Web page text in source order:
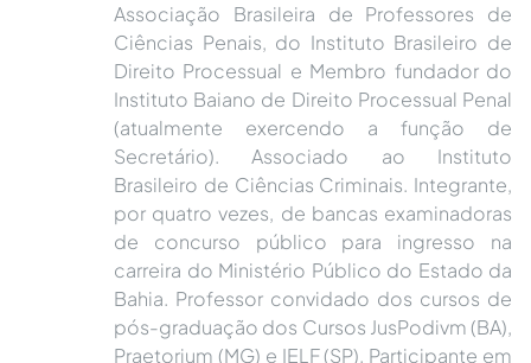
Associação Brasileira de Professores de
Ciências Penais, do Instituto Brasileiro de
Direito Processual e Membro fundador do
Instituto Baiano de Direito Processual Penal
(atualmente exercendo a função de
Secretário). Associado ao Instituto
Brasileiro de Ciências Criminais. Integrante,
por quatro vezes, de bancas examinadoras
de concurso público para ingresso na
carreira do Ministério Público do Estado da
Bahia. Professor convidado dos cursos de
pós-graduação dos Cursos JusPodivm (BA),
Praetorium (MG) e IELF (SP). Participante em